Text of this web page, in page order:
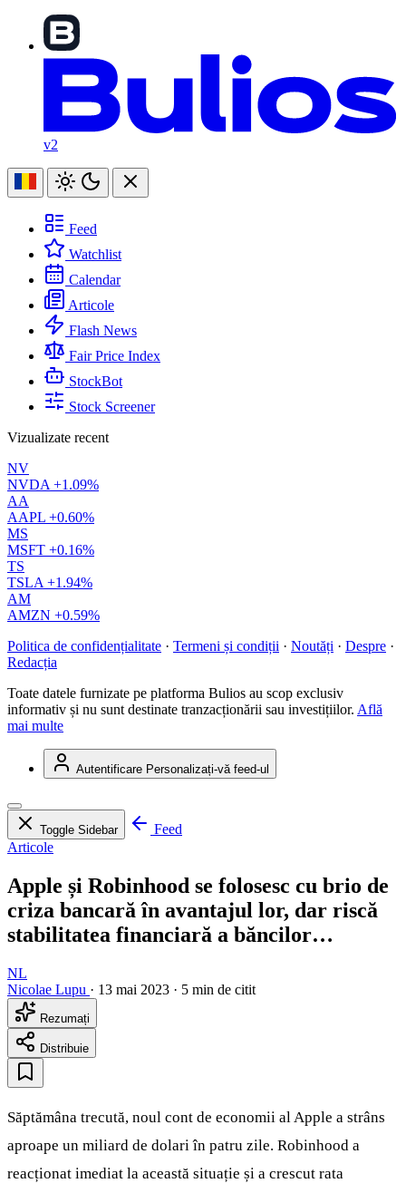
v2
Feed
Watchlist
Calendar
Articole
Flash News
Fair Price Index
StockBot
Stock Screener
Vizualizate recent
NV
NVDA +1.09%
AA
AAPL +0.60%
MS
MSFT +0.16%
TS
TSLA +1.94%
AM
AMZN +0.59%
Politica de confidențialitate · Termeni și condiții · Noutăți · Despre ·
Redacția
Toate datele furnizate pe platforma Bulios au scop exclusiv
informativ și nu sunt destinate tranzacționării sau investițiilor. Află
mai multe
Autentificare Personalizați-vă feed-ul
Toggle Sidebar
Feed
Articole
Apple și Robinhood se folosesc cu brio de
criza bancară în avantajul lor, dar riscă
stabilitatea financiară a băncilor…
NL
Nicolae Lupu · 13 mai 2023 · 5 min de citit
Rezumați
Distribuie
Săptămâna trecută, noul cont de economii al Apple a strâns
aproape un miliard de dolari în patru zile. Robinhood a
reacționat imediat la această situație și a crescut rata